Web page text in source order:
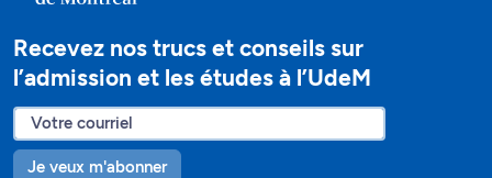
Recevez nos trucs et conseils sur
l’admission et les études à l’UdeM
Je veux m'abonner